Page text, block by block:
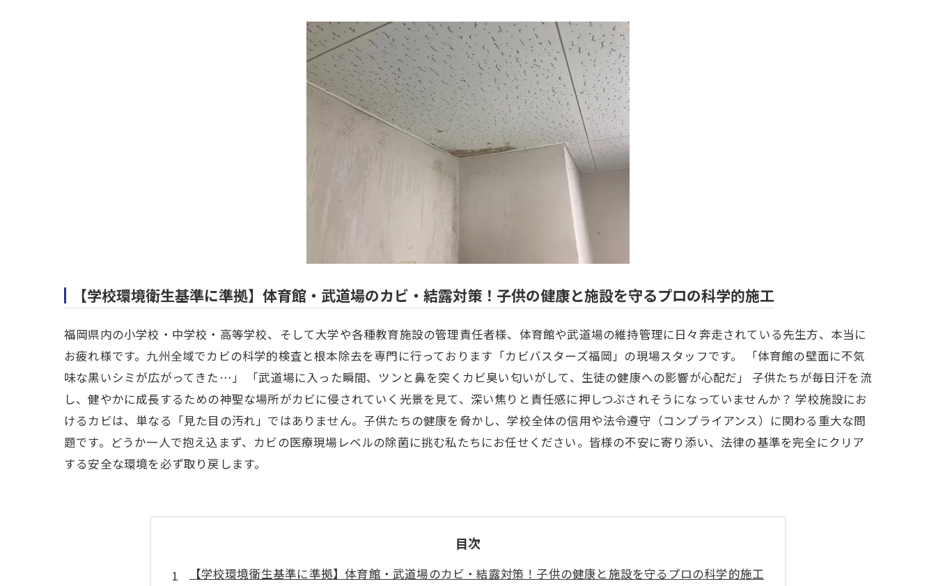
【学校環境衛生基準に準拠】体育館・武道場のカビ・結露対策！子供の健康と施設を守るプロの科学的施工
福岡県内の小学校・中学校・高等学校、そして大学や各種教育施設の管理責任者様、体育館や武道場の維持管理に日々奔走されている先生方、本当に
お疲れ様です。九州全域でカビの科学的検査と根本除去を専門に行っております「カビバスターズ福岡」の現場スタッフです。 「体育館の壁面に不気
味な黒いシミが広がってきた…」 「武道場に入った瞬間、ツンと鼻を突くカビ臭い匂いがして、生徒の健康への影響が心配だ」 子供たちが毎日汗を流
し、健やかに成長するための神聖な場所がカビに侵されていく光景を見て、深い焦りと責任感に押しつぶされそうになっていませんか？ 学校施設にお
けるカビは、単なる「見た目の汚れ」ではありません。子供たちの健康を脅かし、学校全体の信用や法令遵守（コンプライアンス）に関わる重大な問
題です。どうか一人で抱え込まず、カビの医療現場レベルの除菌に挑む私たちにお任せください。皆様の不安に寄り添い、法律の基準を完全にクリア
する安全な環境を必ず取り戻します。
目次
【学校環境衛生基準に準拠】体育館・武道場のカビ・結露対策！子供の健康と施設を守るプロの科学的施工